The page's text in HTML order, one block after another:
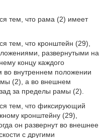
тем, что рама (2) имеет
тем, что кронштейн (29),
развернутыми на
концу каждого
во внутреннем положении
(2), а во внешнем
за пределы рамы (2).
тем, что фиксирующий
кронштейну (29),
он развернут во внешнее
с другими